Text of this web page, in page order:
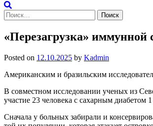
Найти:
«Перезагрузка» иммунной
Posted on 12.10.2025 by Kadmin
Американским и бразильским
В совместном исследовании ученых из
участие 23 человека с сахарным диабетом
Сначала у больных забирали и